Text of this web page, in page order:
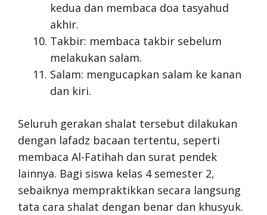
kedua dan membaca doa tasyahud
akhir.
Takbir: membaca takbir sebelum
melakukan salam.
Salam: mengucapkan salam ke kanan
dan kiri.
Seluruh gerakan shalat tersebut dilakukan
dengan lafadz bacaan tertentu, seperti
membaca Al-Fatihah dan surat pendek
lainnya. Bagi siswa kelas 4 semester 2,
sebaiknya mempraktikkan secara langsung
tata cara shalat dengan benar dan khusyuk.